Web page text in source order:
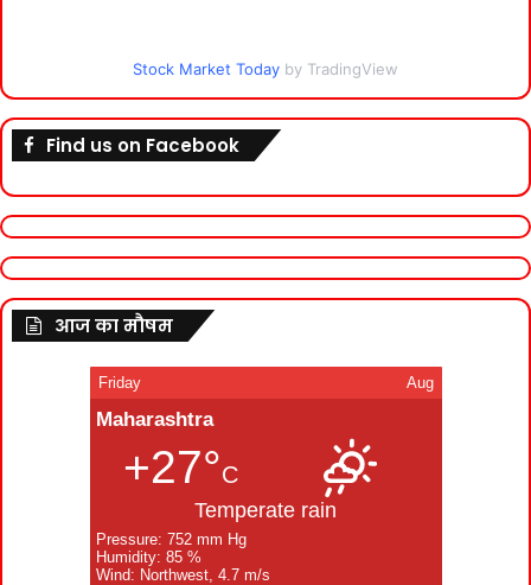
Stock Market Today by TradingView
Find us on Facebook
आज का मौषम
Friday Aug
Maharashtra
+27°C
Temperate rain
Pressure: 752 mm Hg
Humidity: 85 %
Wind: Northwest, 4.7 m/s